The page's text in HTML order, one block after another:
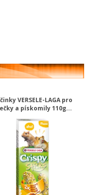
VERSELE-LAGA pro
a pískomily 110g...